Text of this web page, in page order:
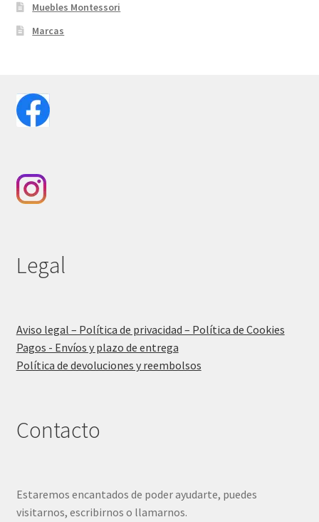
Muebles Montessori
Marcas
Legal
Aviso legal – Política de privacidad – Política de Cookies
Pagos - Envíos y plazo de entrega
Política de devoluciones y reembolsos
Contacto
Estaremos encantados de poder ayudarte, puedes
visitarnos, escribirnos o llamarnos.